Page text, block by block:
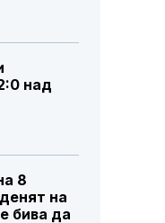
над
8
на
бива да